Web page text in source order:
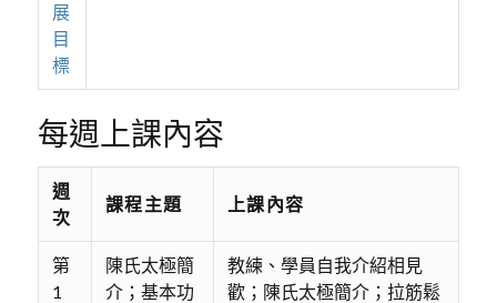
展
目
標
每週上課內容
週
次
課程主題 上課內容
第
1
陳氏太極簡
介；基本功
教練、學員自我介紹相見
歡；陳氏太極簡介；拉筋鬆